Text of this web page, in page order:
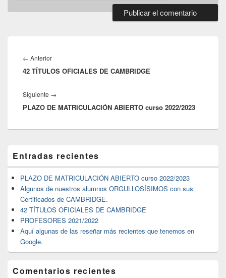
de
entradas
← Anterior
anterior:
42 TÍTULOS OFICIALES DE CAMBRIDGE
Siguiente →
entrada:
PLAZO DE MATRICULACIÓN ABIERTO curso 2022/2023
área
de
widget
barra
lateral
primaria
Entradas recientes
PLAZO DE MATRICULACIÓN ABIERTO curso 2022/2023
Algunos de nuestros alumnos ORGULLOSÍSIMOS con sus
Certificados de CAMBRIDGE.
42 TÍTULOS OFICIALES DE CAMBRIDGE
PROFESORES 2021/2022
Aquí algunas de las reseñar más recientes que tenemos en
Google.
Comentarios recientes